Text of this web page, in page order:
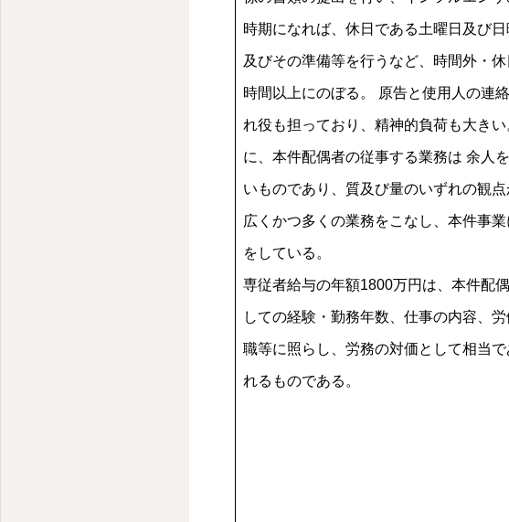
時期になれば、休日である土曜日及び
及びその準備等を行うなど、時間外・
時間以上にのぼる。 原告と使用人の連
れ役も担っており、精神的負荷も大きい
に、本件配偶者の従事する業務は 余人
いものであり、質及び量のいずれの観
広くかつ多くの業務をこなし、本件事
をしている。
専従者給与の年額1800万円は、本件配
しての経験・勤務年数、仕事の内容、
職等に照らし、労務の対価として相当
れるものである。